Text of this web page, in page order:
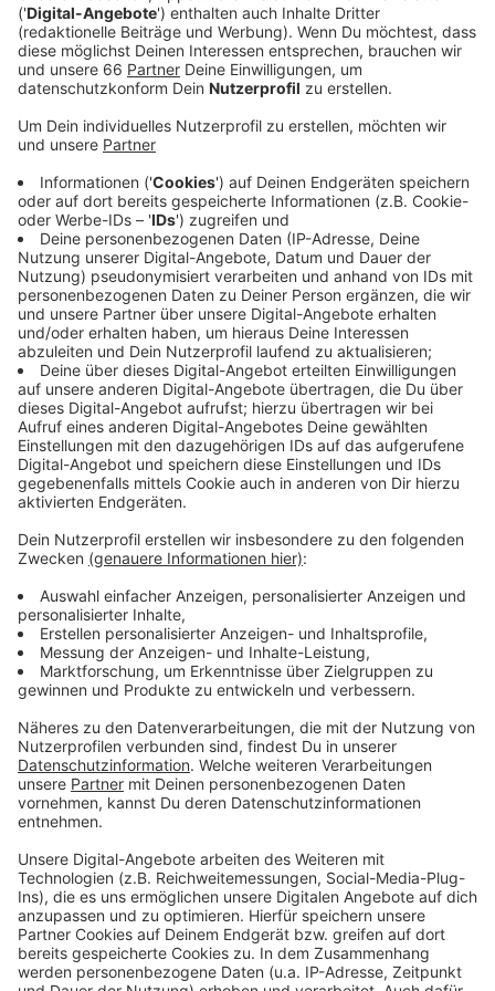
zurückerstattet.
Veröffentlicht:Mittwoch, 16.12.2020 05:13
Dazu reicht ein Hinweis per Telefon (0211) 582-4900
oder E-mail (abo@rheinbahn.de).
Die Rheinbahn fährt weiter nach regulärem Fahrplan.
Und auch die Kundencenter bleiben geöffnet. Hier in
der Stadt am Hauptbahnhof und an der Heinrich-
Heine-Allee, montags bis freitags zwischen 8.30 Uhr
und 17 Uhr. In den Bussen bleibt es dabei, dass wir
jetzt wieder vorne einsteigen müssen. Hörer hatten
das wegen langer Warteschlangen kritisiert. Die
Rheinbahn sagt, dass der Fahrer so kurz die Tickets
aber auch den Mund-/Nasenschutz kontrollieren soll.
Ab nächster Woche gilt dann bis zum Ende des
Lockdowns ein etwas ausgedünnter Ferienfahrplan.
Meldung der Rheinbahn zu allen Änderungen während
des Lockdowns:
Stadt schließt Ämter und Bürgerbüros:
Anzeige